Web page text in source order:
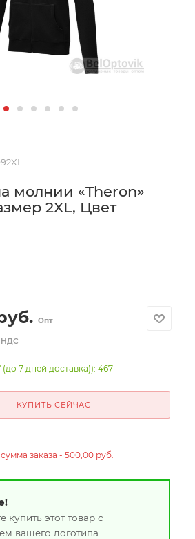
молнии «Theron»
2XL, Цвет
Опт
НДС
(до 7 дней доставка)): 467
КУПИТЬ СЕЙЧАС
заказа - 500,00 руб.
купить этот товар с
вашего логотипа